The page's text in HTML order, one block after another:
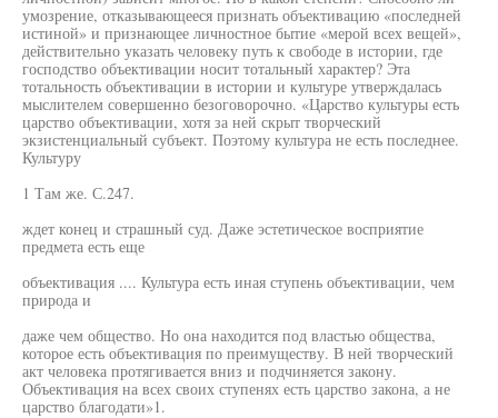
умозрение, отказывающееся признать объективацию «последней
истиной» и признающее личностное бытие «мерой всех вещей»,
действительно указать человеку путь к свободе в истории, где
господство объективации носит тотальный характер? Эта
тотальность объективации в истории и культуре утверждалась
мыслителем совершенно безоговорочно. «Царство культуры есть
царство объективации, хотя за ней скрыт творческий
экзистенциальный субъект. Поэтому культура не есть последнее.
Культуру
1 Там же. С.247.
ждет конец и страшный суд. Даже эстетическое восприятие
предмета есть еще
объективация .... Культура есть иная ступень объективации, чем
природа и
даже чем общество. Но она находится под властью общества,
которое есть объективация по преимуществу. В ней творческий
акт человека протягивается вниз и подчиняется закону.
Объективация на всех своих ступенях есть царство закона, а не
царство благодати»1.